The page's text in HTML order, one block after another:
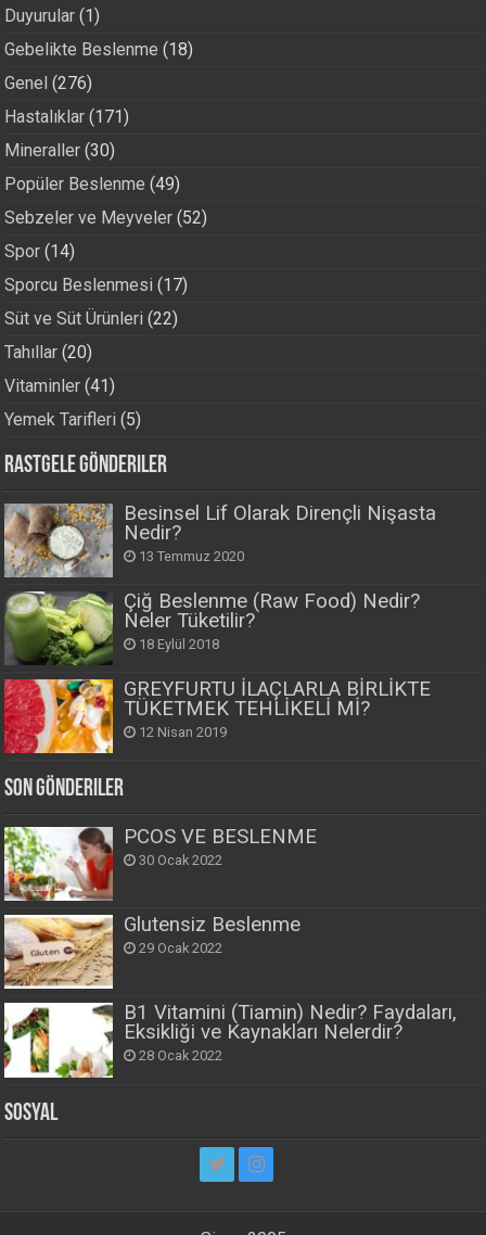
Duyurular (1)
Gebelikte Beslenme (18)
Genel (276)
Hastalıklar (171)
Mineraller (30)
Popüler Beslenme (49)
Sebzeler ve Meyveler (52)
Spor (14)
Sporcu Beslenmesi (17)
Süt ve Süt Ürünleri (22)
Tahıllar (20)
Vitaminler (41)
Yemek Tarifleri (5)
Rastgele Gönderiler
Besinsel Lif Olarak Dirençli Nişasta
Nedir?
13 Temmuz 2020
Çiğ Beslenme (Raw Food) Nedir?
Neler Tüketilir?
18 Eylül 2018
GREYFURTU İLAÇLARLA BİRLİKTE
TÜKETMEK TEHLİKELİ Mİ?
12 Nisan 2019
Son Gönderiler
PCOS VE BESLENME
30 Ocak 2022
Glutensiz Beslenme
29 Ocak 2022
B1 Vitamini (Tiamin) Nedir? Faydaları,
Eksikliği ve Kaynakları Nelerdir?
28 Ocak 2022
Sosyal